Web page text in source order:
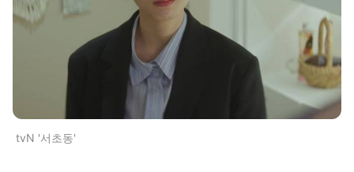
tvN '서초동'